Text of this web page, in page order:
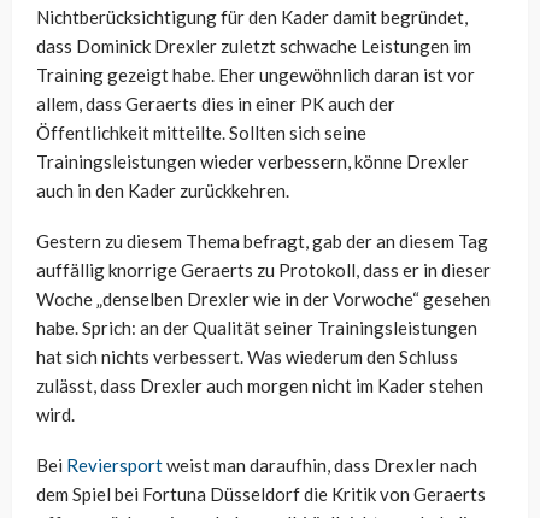
Nichtberücksichtigung für den Kader damit begründet,
dass Dominick Drexler zuletzt schwache Leistungen im
Training gezeigt habe. Eher ungewöhnlich daran ist vor
allem, dass Geraerts dies in einer PK auch der
Öffentlichkeit mitteilte. Sollten sich seine
Trainingsleistungen wieder verbessern, könne Drexler
auch in den Kader zurückkehren.
Gestern zu diesem Thema befragt, gab der an diesem Tag
auffällig knorrige Geraerts zu Protokoll, dass er in dieser
Woche „denselben Drexler wie in der Vorwoche“ gesehen
habe. Sprich: an der Qualität seiner Trainingsleistungen
hat sich nichts verbessert. Was wiederum den Schluss
zulässt, dass Drexler auch morgen nicht im Kader stehen
wird.
Bei Reviersportweist man daraufhin, dass Drexler nach
dem Spiel bei Fortuna Düsseldorf die Kritik von Geraerts